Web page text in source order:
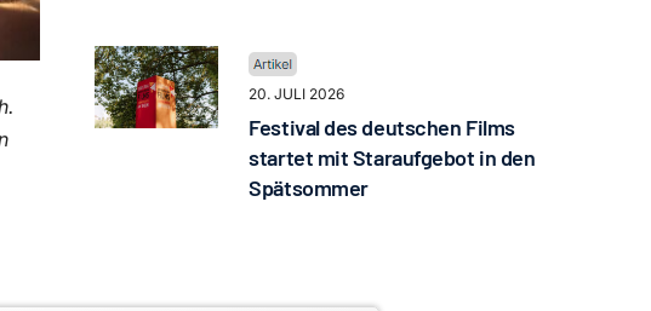
20. JULI 2026
Festival des deutschen Films
startet mit Staraufgebot in den
Spätsommer